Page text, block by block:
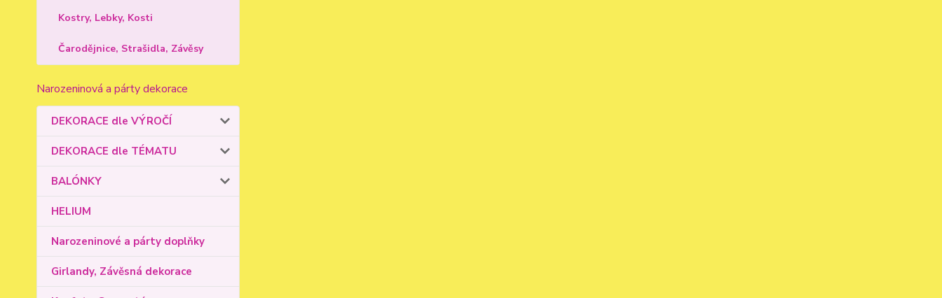
Kostry, Lebky, Kosti
Čarodějnice, Strašidla, Závěsy
Narozeninová a párty dekorace
DEKORACE dle VÝROČÍ
DEKORACE dle TÉMATU
BALÓNKY
HELIUM
Narozeninové a párty doplňky
Girlandy, Závěsná dekorace